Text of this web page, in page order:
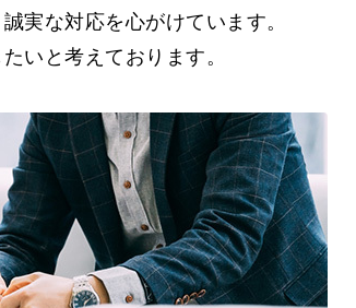
実な対応を心がけています。
いと考えております。